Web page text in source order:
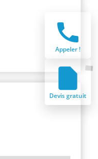
Appeler !
Devis gratuit